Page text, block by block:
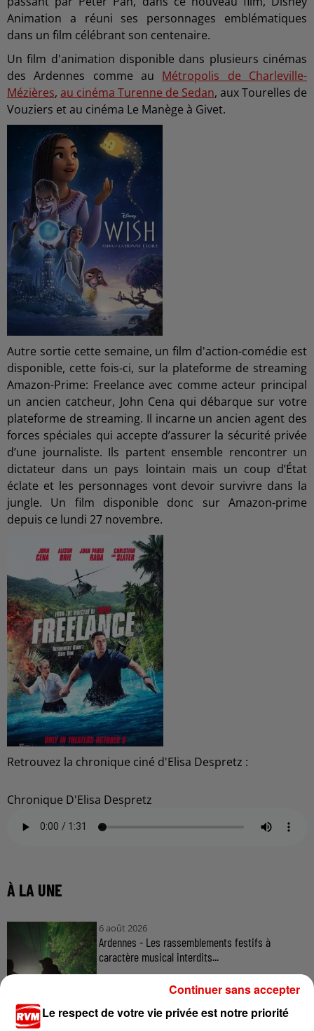
Animation a réuni ses personnages emblématiques
dans un film célébrant son centenaire.
Un film d'animation disponible dans plusieurs cinémas
des Ardennes comme au Métropolis de Charleville-
Mézières, au cinéma Turenne de Sedan, aux Tourelles de
Vouziers et au cinéma Le Manège à Givet.
Autre sortie cette semaine, un film d'action-comédie est
disponible, cette fois-ci, sur la plateforme de streaming
Amazon-Prime: Freelance avec comme acteur principal
un ancien catcheur, John Cena qui débarque sur votre
plateforme de streaming. Il incarne un ancien agent des
forces spéciales qui accepte d’assurer la sécurité privée
d’une journaliste. Ils partent ensemble rencontrer un
dictateur dans un pays lointain mais un coup d’État
éclate et les personnages vont devoir survivre dans la
jungle. Un film disponible donc sur Amazon-prime
depuis ce lundi 27 novembre.
Retrouvez la chronique ciné d'Elisa Despretz :
Chronique D'Elisa Despretz
À LA UNE
6 août 2026
Ardennes - Les rassemblements festifs à
caractère musical interdits...
6 août 2026
Le respect de votre vie privée est notre priorité
Continuer sans accepter